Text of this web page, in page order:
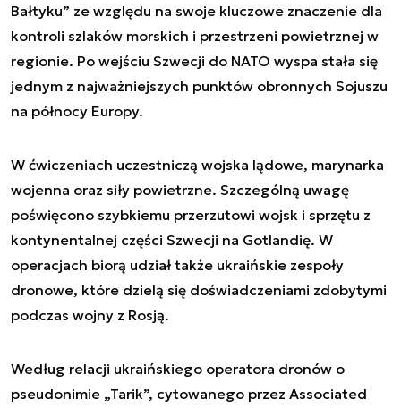
Bałtyku” ze względu na swoje kluczowe znaczenie dla
kontroli szlaków morskich i przestrzeni powietrznej w
regionie. Po wejściu Szwecji do NATO wyspa stała się
jednym z najważniejszych punktów obronnych Sojuszu
na północy Europy.
W ćwiczeniach uczestniczą wojska lądowe, marynarka
wojenna oraz siły powietrzne. Szczególną uwagę
poświęcono szybkiemu przerzutowi wojsk i sprzętu z
kontynentalnej części Szwecji na Gotlandię. W
operacjach biorą udział także ukraińskie zespoły
dronowe, które dzielą się doświadczeniami zdobytymi
podczas wojny z Rosją.
Według relacji ukraińskiego operatora dronów o
pseudonimie „Tarik”, cytowanego przez Associated